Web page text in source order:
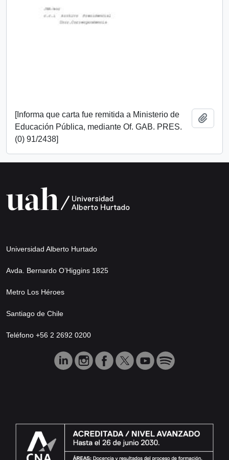
[Informa que carta fue remitida a Ministerio de
Educación Pública, mediante Of. GAB. PRES.
(0) 91/2438]
Universidad Alberto Hurtado
Avda. Bernardo O’Higgins 1825
Metro Los Héroes
Santiago de Chile
Teléfono +56 2 2692 0200